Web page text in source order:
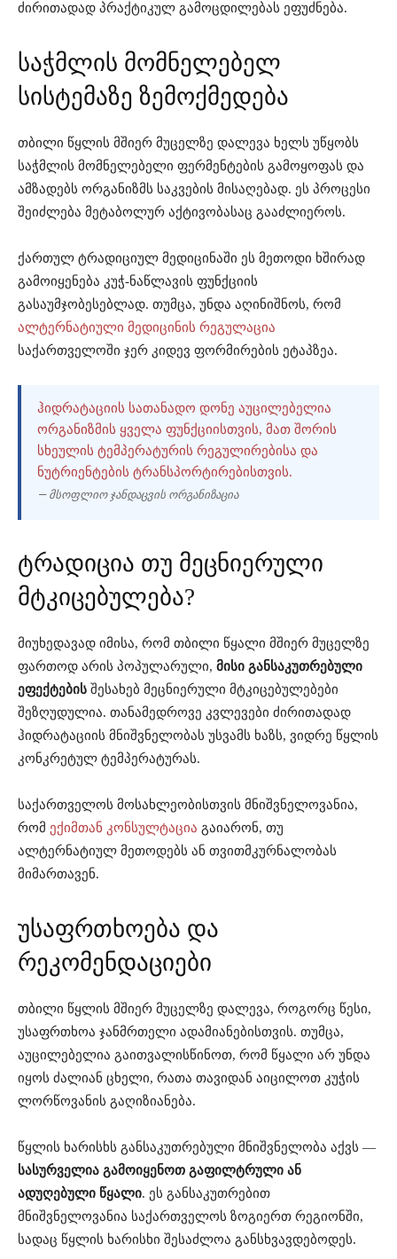
ძირითადად პრაქტიკულ გამოცდილებას ეფუძნება.
საჭმლის მომნელებელ
სისტემაზე ზემოქმედება
თბილი წყლის მშიერ მუცელზე დალევა ხელს უწყობს
საჭმლის მომნელებელი ფერმენტების გამოყოფას და
ამზადებს ორგანიზმს საკვების მისაღებად. ეს პროცესი
შეიძლება მეტაბოლურ აქტივობასაც გააძლიეროს.
ქართულ ტრადიციულ მედიცინაში ეს მეთოდი ხშირად
გამოიყენება კუჭ-ნაწლავის ფუნქციის
გასაუმჯობესებლად. თუმცა, უნდა აღინიშნოს, რომ
ალტერნატიული მედიცინის რეგულაცია
საქართველოში ჯერ კიდევ ფორმირების ეტაპზეა.
ᲰᲘᲓᲠᲐᲢᲐᲪᲘᲘᲡ ᲡᲐᲗᲐᲜᲐᲓᲝ ᲓᲝᲜᲔ ᲐᲣᲪᲘᲚᲔᲑᲔᲚᲘᲐ
ᲝᲠᲒᲐᲜᲘᲖᲛᲘᲡ ᲧᲕᲔᲚᲐ ᲤᲣᲜᲥᲪᲘᲘᲡᲗᲕᲘᲡ, ᲛᲐᲗ ᲨᲝᲠᲘᲡ
ᲡᲮᲔᲣᲚᲘᲡ ᲢᲔᲛᲞᲔᲠᲐᲢᲣᲠᲘᲡ ᲠᲔᲒᲣᲚᲘᲠᲔᲑᲘᲡᲐ ᲓᲐ
ᲜᲣᲢᲠᲘᲔᲜᲢᲔᲑᲘᲡ ᲢᲠᲐᲜᲡᲞᲝᲠᲢᲘᲠᲔᲑᲘᲡᲗᲕᲘᲡ.
— მსოფლიო ჯანდაცვის ორგანიზაცია
ტრადიცია თუ მეცნიერული
მტკიცებულება?
მიუხედავად იმისა, რომ თბილი წყალი მშიერ მუცელზე
ფართოდ არის პოპულარული, მისი განსაკუთრებული
ეფექტების შესახებ მეცნიერული მტკიცებულებები
შეზღუდულია. თანამედროვე კვლევები ძირითადად
ჰიდრატაციის მნიშვნელობას უსვამს ხაზს, ვიდრე წყლის
კონკრეტულ ტემპერატურას.
საქართველოს მოსახლეობისთვის მნიშვნელოვანია,
რომ ექიმთან კონსულტაცია გაიარონ, თუ
ალტერნატიულ მეთოდებს ან თვითმკურნალობას
მიმართავენ.
უსაფრთხოება და
რეკომენდაციები
თბილი წყლის მშიერ მუცელზე დალევა, როგორც წესი,
უსაფრთხოა ჯანმრთელი ადამიანებისთვის. თუმცა,
აუცილებელია გაითვალისწინოთ, რომ წყალი არ უნდა
იყოს ძალიან ცხელი, რათა თავიდან აიცილოთ კუჭის
ლორწოვანის გაღიზიანება.
წყლის ხარისხს განსაკუთრებული მნიშვნელობა აქვს —
სასურველია გამოიყენოთ გაფილტრული ან
ადუღებული წყალი. ეს განსაკუთრებით
მნიშვნელოვანია საქართველოს ზოგიერთ რეგიონში,
სადაც წყლის ხარისხი შესაძლოა განსხვავდებოდეს.